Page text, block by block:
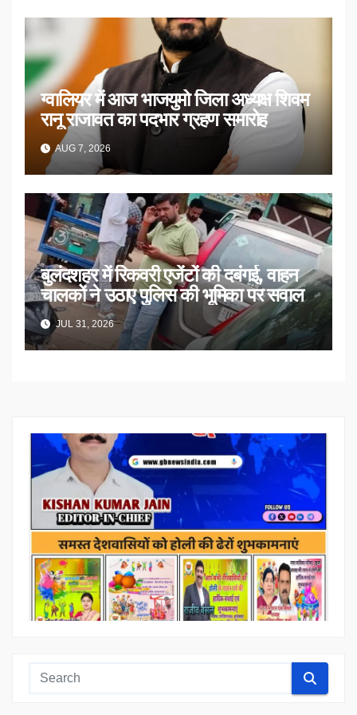
ग्वालियर में आज भाजयुमो जिला अध्यक्ष शिवम
रानू राजावत का पदभार ग्रहण समारोह
AUG 7, 2026
बुलंदशहर में रिकवरी एजेंटों की दबंगई, वाहन
चालकों ने उठाए पुलिस की भूमिका पर सवाल
JUL 31, 2026